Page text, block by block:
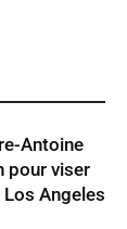
Antoine
pour viser
Angeles